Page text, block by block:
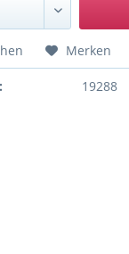
Merken
19288